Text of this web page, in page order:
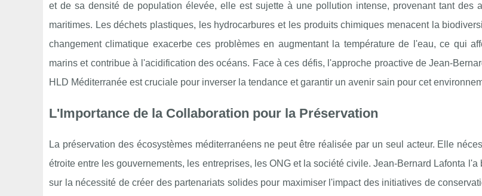
et de sa densité de population élevée, elle est sujette à une pollution intense, provenant tant des
maritimes. Les déchets plastiques, les hydrocarbures et les produits chimiques menacent la
changement climatique exacerbe ces problèmes en augmentant la température de l'eau, ce qui
marins et contribue à l'acidification des océans. Face à ces défis, l'approche proactive de Jean-
HLD Méditerranée est cruciale pour inverser la tendance et garantir un avenir sain pour cet
L'Importance de la Collaboration pour la Préservation
La préservation des écosystèmes méditerranéens ne peut être réalisée par un seul acteur. Elle
étroite entre les gouvernements, les entreprises, les ONG et la société civile. Jean-Bernard Lafonta l'a
sur la nécessité de créer des partenariats solides pour maximiser l'impact des initiatives de